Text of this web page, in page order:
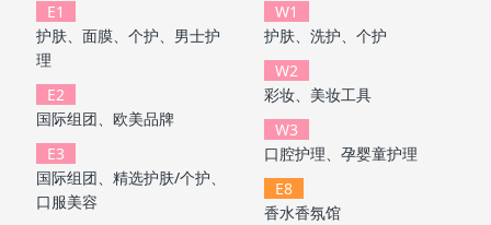
E1
护肤、面膜、个护、男士护
理
E2
国际组团、欧美品牌
E3
国际组团、精选护肤/个护、
口服美容
W1
护肤、洗护、个护
W2
彩妆、美妆工具
W3
口腔护理、孕婴童护理
E8
香水香氛馆